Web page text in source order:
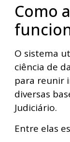
Como
O sistema
ciência de
para reunir
diversas
Judiciário.
Entre elas